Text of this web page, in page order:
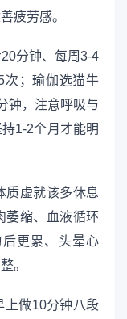
疲劳感。
分钟、每周3-4
次；瑜伽选猫牛
钟，注意呼吸与
1-2个月才能明
质虚就该多休息
萎缩、血液循环
更累、头晕心
。
上做10分钟八段